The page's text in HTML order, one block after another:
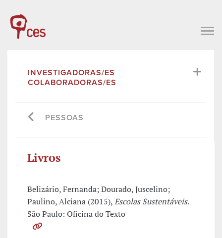
INVESTIGADORAS/ES
COLABORADORAS/ES
PESSOAS
Livros
Belizário, Fernanda; Dourado, Juscelino;
Paulino, Alciana (2015),Escolas Sustentáveis.
São Paulo: Oficina do Texto